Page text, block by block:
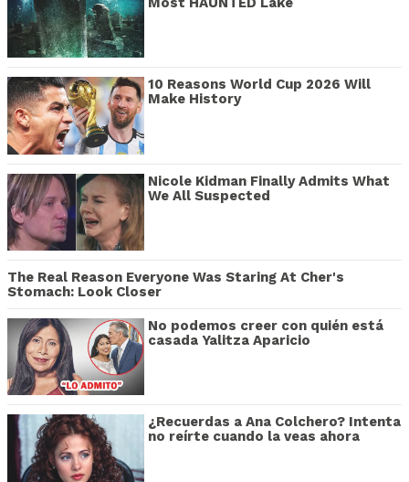
10 Reasons World Cup 2026 Will
Make History
Nicole Kidman Finally Admits What
We All Suspected
The Real Reason Everyone Was Staring At Cher's
Stomach: Look Closer
No podemos creer con quién está
casada Yalitza Aparicio
¿Recuerdas a Ana Colchero? Intenta
no reírte cuando la veas ahora